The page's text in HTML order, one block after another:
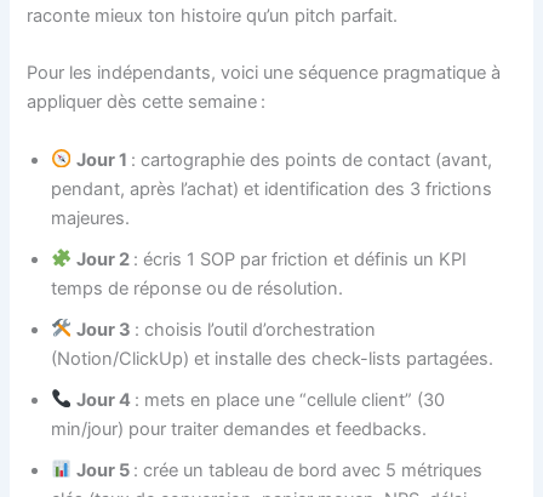
raconte mieux ton histoire qu’un pitch parfait.
Pour les indépendants, voici une séquence pragmatique à
appliquer dès cette semaine :
Jour 1 : cartographie des points de contact (avant,
pendant, après l’achat) et identification des 3 frictions
majeures.
Jour 2 : écris 1 SOP par friction et définis un KPI
temps de réponse ou de résolution.
Jour 3 : choisis l’outil d’orchestration
(Notion/ClickUp) et installe des check-lists partagées.
Jour 4 : mets en place une “cellule client” (30
min/jour) pour traiter demandes et feedbacks.
Jour 5 : crée un tableau de bord avec 5 métriques